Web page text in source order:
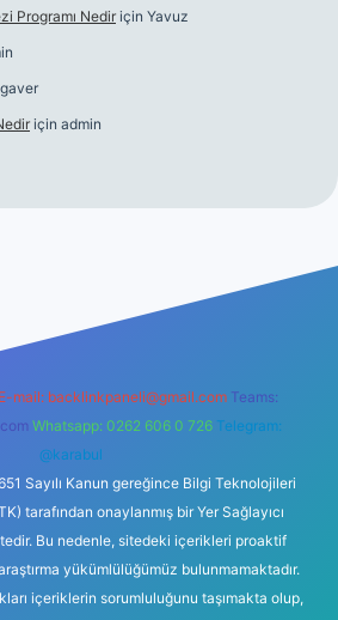
Programı Nedir için Yavuz
için admin
E-mail: backlinkpaneli@gmail.com Teams:
Whatsapp: 0262 606 0 726 Telegram:
@karabul
Sayılı Kanun gereğince Bilgi Teknolojileri
tarafından onaylanmış bir Yer Sağlayıcı
Bu nedenle, sitedeki içerikleri proaktif
yükümlülüğümüz bulunmamaktadır.
içeriklerin sorumluluğunu taşımakta olup,